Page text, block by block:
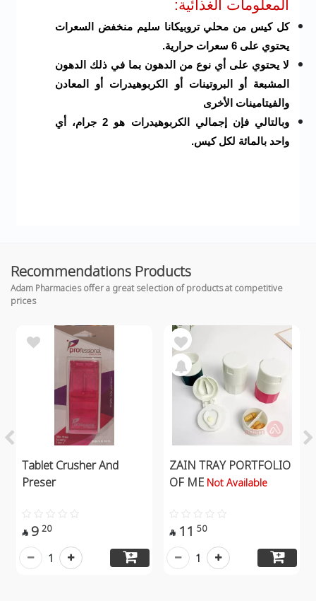
المعلومات الغذائية:
كل كيس من محلي تروبيكانا سليم منخفض السعرات
يحتوي على 6 سعرات حرارية.
لا يحتوي على أي نوع من الدهون بما في ذلك الدهون
المشبعة أو البروتينات أو الكربوهيدرات أو المعادن
والفيتامينات الأخرى
وبالتالي فإن إجمالي الكربوهيدرات هو 2 جرام، أي
واحد بالمائة لكل كيس.
Recommendations Products
Adam Pharmacies offer a great selection of products at competitive
prices
Tablet Crusher And
Preser
 9 20
1
ZAIN TRAY PORTFOLIO
OF ME Not Available
 11 50
1